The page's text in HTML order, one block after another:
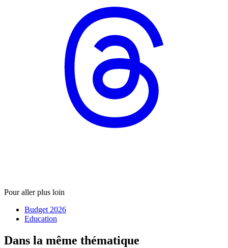
Pour aller plus loin
Budget 2026
Education
Dans la même thématique